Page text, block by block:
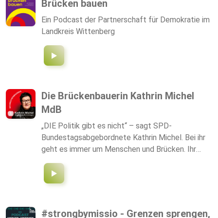
Brücken bauen
Ein Podcast der Partnerschaft für Demokratie im
Landkreis Wittenberg
Die Brückenbauerin Kathrin Michel
MdB
„DIE Politik gibt es nicht“ – sagt SPD-
Bundestagsabgebordnete Kathrin Michel. Bei ihr
geht es immer um Menschen und Brücken. Ihr
Mandat versteht sie daher als Auftrag zum
Brückenbauen. Von ihrem Wahlkreis und Wohnort
in Bautzen nach Berlin und zurück. Ebenso wie
Im Alltag der Politikerin bedeutet das:
#strongbymissio - Grenzen sprengen,